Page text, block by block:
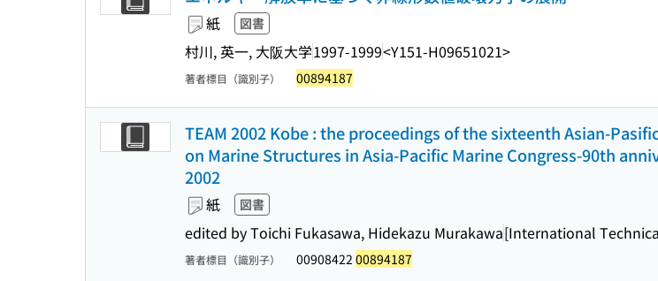
紙 図書
村川, 英一, 大阪大学1997-1999<Y151-H09651021>
著者標目（識別子） 00894187
TEAM 2002 Kobe : the proceedings of the sixteenth Asian-
on Marine Structures in Asia-Pacific Marine Congress-90th
2002
紙 図書
edited by Toichi Fukasawa, Hidekazu Murakawa[International
著者標目（識別子） 00908422 00894187